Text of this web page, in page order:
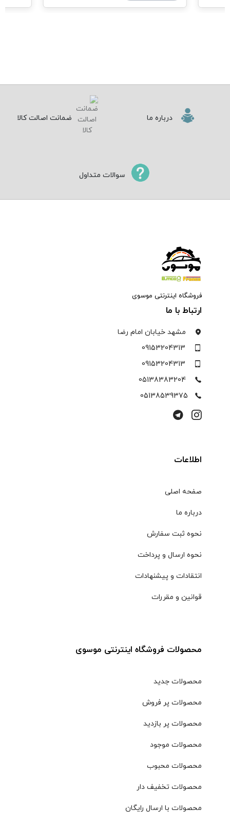
درباره ما ضمانت اصالت کالا
سوالات متداول
فروشگاه اینترنتی موسوی
ارتباط با ما
مشهد خیابان امام رضا
09153204313
09153204313
05138383204
05138539375
اطلاعات
صفحه اصلی
درباره ما
نحوه ثبت سفارش
نحوه ارسال و پرداخت
انتقادات و پیشنهادات
قوانین و مقررات
محصولات فروشگاه اینترنتی موسوی
محصولات جدید
محصولات پر فروش
محصولات پر بازدید
محصولات موجود
محصولات محبوب
محصولات تخفیف دار
محصولات با ارسال رایگان